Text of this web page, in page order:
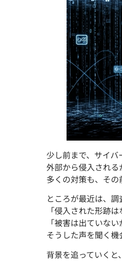
少し前まで、サイバ
外部から侵入される
多くの対策も、その
ところが最近は、調
「侵入された形跡
「被害は出ていな
そうした声を聞く機
背景を追っていく